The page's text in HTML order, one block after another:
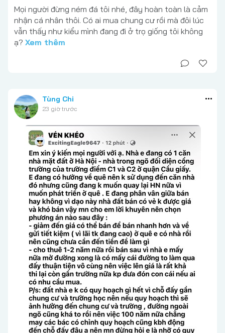
Mọi người đừng ném đá tôi nhé, đây hoàn toàn là cảm
nhận cá nhân thôi. Có ai mua chung cư rồi mà đôi lúc
vẫn thấy như kiểu mình đang đi ở trọ giống tôi không
ạ? Xem thêm
Tùng Chi
23 giờ trước